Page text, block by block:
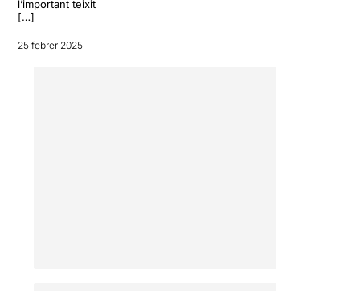
l’important teixit
[…]
25 febrer 2025